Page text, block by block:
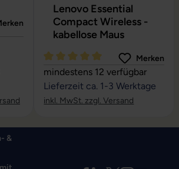
Bewertung von 5 von 5 Sternen
Lenovo Essential
Compact Wireless -
kabellose Maus
Durchschnittliche Bewertung
Merken
mindestens 12 verfügbar
Lieferzeit ca. 1-3 Werktage
inkl. MwSt. zzgl. Versand
&